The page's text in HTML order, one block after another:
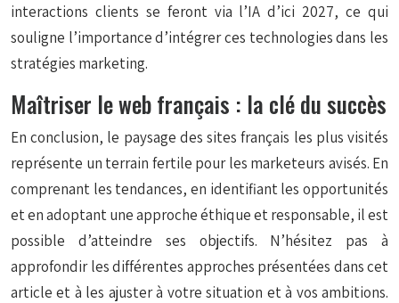
interactions clients se feront via l’IA d’ici 2027, ce qui
souligne l’importance d’intégrer ces technologies dans les
stratégies marketing.
Maîtriser le web français : la clé du succès
En conclusion, le paysage des sites français les plus visités
représente un terrain fertile pour les marketeurs avisés. En
comprenant les tendances, en identifiant les opportunités
et en adoptant une approche éthique et responsable, il est
possible d’atteindre ses objectifs. N’hésitez pas à
approfondir les différentes approches présentées dans cet
article et à les ajuster à votre situation et à vos ambitions.